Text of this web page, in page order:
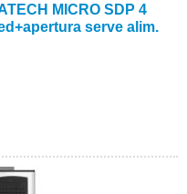
MICRO SDP 4
serve alim.